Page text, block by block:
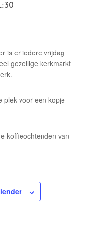
is er iedere vrijdag
gezellige kerkmarkt
plek voor een kopje
koffieochtenden van